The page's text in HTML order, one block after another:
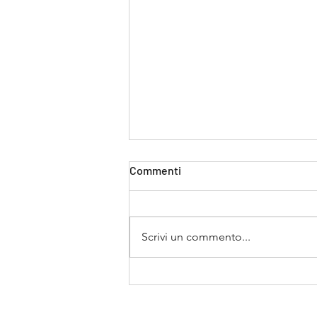
Commenti
Scrivi un commento...